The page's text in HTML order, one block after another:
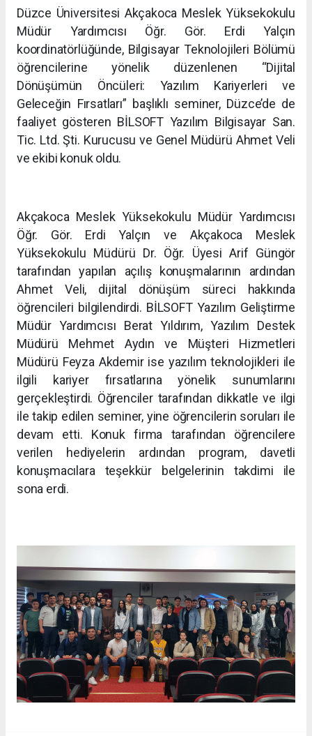
Düzce Üniversitesi Akçakoca Meslek Yüksekokulu
Müdür Yardımcısı Öğr. Gör. Erdi Yalçın
koordinatörlüğünde, Bilgisayar Teknolojileri Bölümü
öğrencilerine yönelik düzenlenen “Dijital
Dönüşümün Öncüleri: Yazılım Kariyerleri ve
Geleceğin Fırsatları” başlıklı seminer, Düzce’de de
faaliyet gösteren BİLSOFT Yazılım Bilgisayar San.
Tic. Ltd. Şti. Kurucusu ve Genel Müdürü Ahmet Veli
ve ekibi konuk oldu.
Akçakoca Meslek Yüksekokulu Müdür Yardımcısı
Öğr. Gör. Erdi Yalçın ve Akçakoca Meslek
Yüksekokulu Müdürü Dr. Öğr. Üyesi Arif Güngör
tarafından yapılan açılış konuşmalarının ardından
Ahmet Veli, dijital dönüşüm süreci hakkında
öğrencileri bilgilendirdi. BİLSOFT Yazılım Geliştirme
Müdür Yardımcısı Berat Yıldırım, Yazılım Destek
Müdürü Mehmet Aydın ve Müşteri Hizmetleri
Müdürü Feyza Akdemir ise yazılım teknolojikleri ile
ilgili kariyer fırsatlarına yönelik sunumlarını
gerçekleştirdi. Öğrenciler tarafından dikkatle ve ilgi
ile takip edilen seminer, yine öğrencilerin soruları ile
devam etti. Konuk firma tarafından öğrencilere
verilen hediyelerin ardından program, davetli
konuşmacılara teşekkür belgelerinin takdimi ile
sona erdi.